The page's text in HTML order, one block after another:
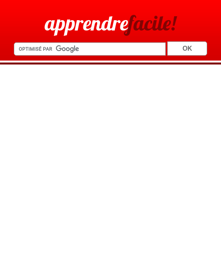
apprendrefacile!